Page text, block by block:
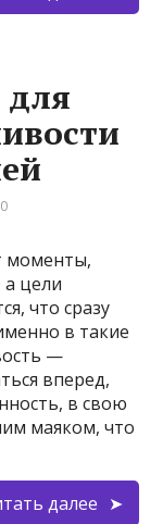
моменты,
а цели
что сразу
в такие
—
вперед,
в свою
маяком, что
далее